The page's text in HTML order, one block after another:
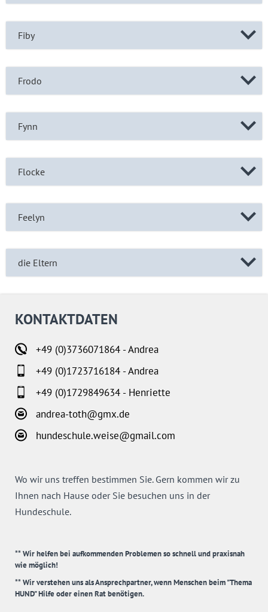
Fiby
Frodo
Fynn
Flocke
Feelyn
die Eltern
KONTAKTDATEN
+49 (0)3736071864 - Andrea
+49 (0)1723716184 - Andrea
+49 (0)1729849634 - Henriette
andrea-toth@gmx.de
hundeschule.weise@gmail.com
Wo wir uns treffen bestimmen Sie. Gern kommen wir zu
Ihnen nach Hause oder Sie besuchen uns in der
Hundeschule.
** Wir helfen bei aufkommenden Problemen so schnell und praxisnah
wie möglich!
** Wir verstehen uns als Ansprechpartner, wenn Menschen beim "Thema
HUND" Hilfe oder einen Rat benötigen.